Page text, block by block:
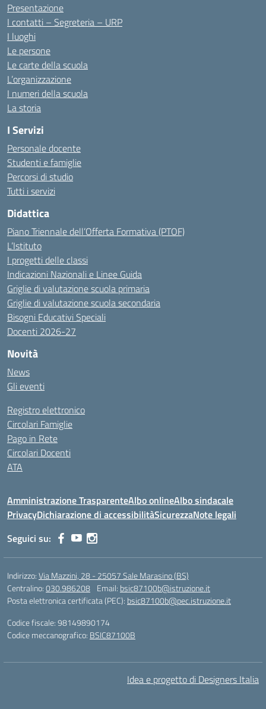
Presentazione
I contatti – Segreteria – URP
I luoghi
Le persone
Le carte della scuola
L’organizzazione
I numeri della scuola
La storia
I Servizi
Personale docente
Studenti e famiglie
Percorsi di studio
Tutti i servizi
Didattica
Piano Triennale dell’Offerta Formativa (PTOF)
L’Istituto
I progetti delle classi
Indicazioni Nazionali e Linee Guida
Griglie di valutazione scuola primaria
Griglie di valutazione scuola secondaria
Bisogni Educativi Speciali
Docenti 2026-27
Novità
News
Gli eventi
Registro elettronico
Circolari Famiglie
Pago in Rete
Circolari Docenti
ATA
Amministrazione TrasparenteAlbo onlineAlbo sindacale
PrivacyDichiarazione di accessibilitàSicurezzaNote legali
Seguici su:
Indirizzo:Via Mazzini, 28 - 25057 Sale Marasino (BS)
Centralino:030.986208 Email: bsic87100b@istruzione.it
Posta elettronica certificata (PEC): bsic87100b@pec.istruzione.it
Codice fiscale: 98149890174
Codice meccanografico: BSIC87100B
Idea e progetto di Designers Italia